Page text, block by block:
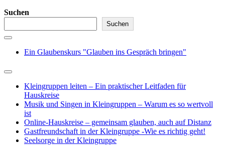
Suchen
Suchen
Ein Glaubenskurs "Glauben ins Gespräch bringen"
Kleingruppen leiten – Ein praktischer Leitfaden für
Hauskreise
Musik und Singen in Kleingruppen – Warum es so wertvoll
ist
Online-Hauskreise – gemeinsam glauben, auch auf Distanz
Gastfreundschaft in der Kleingruppe -Wie es richtig geht!
Seelsorge in der Kleingruppe